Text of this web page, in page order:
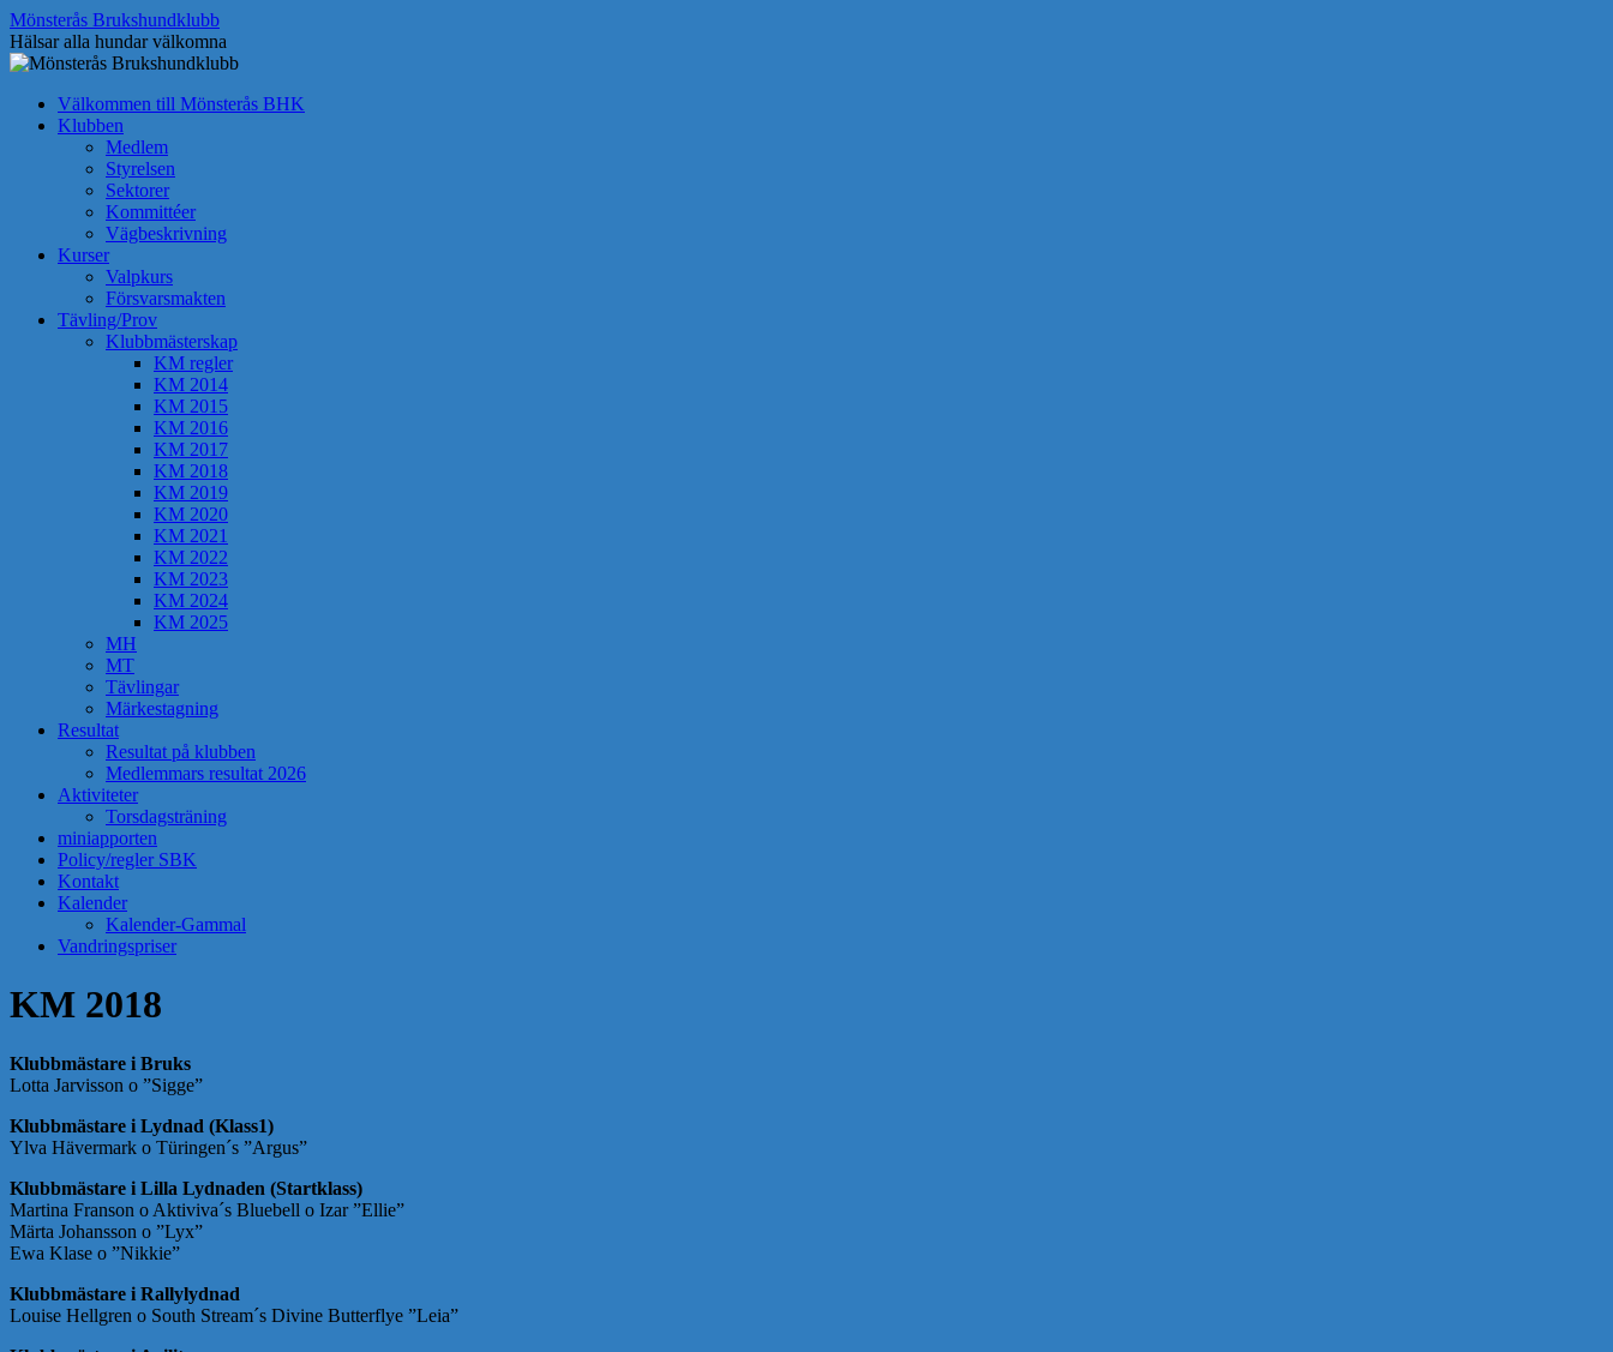
Hoppa
till
innehåll
Mönsterås Brukshundklubb
Hälsar alla hundar välkomna
Välkommen till Mönsterås BHK
Klubben
Medlem
Styrelsen
Sektorer
Kommittéer
Vägbeskrivning
Kurser
Valpkurs
Försvarsmakten
Tävling/Prov
Klubbmästerskap
KM regler
KM 2014
KM 2015
KM 2016
KM 2017
KM 2018
KM 2019
KM 2020
KM 2021
KM 2022
KM 2023
KM 2024
KM 2025
MH
MT
Tävlingar
Märkestagning
Resultat
Resultat på klubben
Medlemmars resultat 2026
Aktiviteter
Torsdagsträning
miniapporten
Policy/regler SBK
Kontakt
Kalender
Kalender-Gammal
Vandringspriser
KM 2018
Klubbmästare i Bruks
Lotta Jarvisson o ”Sigge”
Klubbmästare i Lydnad (Klass1)
Ylva Hävermark o Türingen´s ”Argus”
Klubbmästare i Lilla Lydnaden (Startklass)
Martina Franson o Aktiviva´s Bluebell o Izar ”Ellie”
Märta Johansson o ”Lyx”
Ewa Klase o ”Nikkie”
Klubbmästare i Rallylydnad
Louise Hellgren o South Stream´s Divine Butterflye ”Leia”